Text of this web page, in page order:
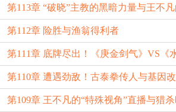
第113章 “破晓”主教的黑暗力量与王不
第112章 险胜与渔翁得利者
第111章 底牌尽出！《庚金剑气》VS《
第110章 遭遇劲敌！古泰拳传人与基因
第109章 王不凡的“特殊视角”直播与猎杀